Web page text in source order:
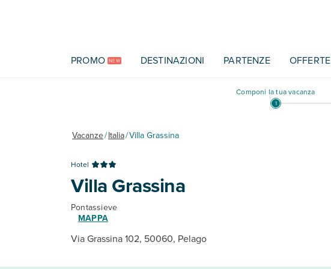
PROMO NEW DESTINAZIONI PARTENZE OFFERTE
Componi la tua vacanza
Vacanze/Italia/Villa Grassina
Hotel
Villa Grassina
Pontassieve
MAPPA
Via Grassina 102, 50060, Pelago